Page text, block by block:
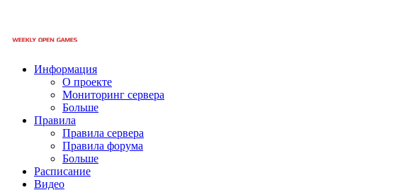
Информация
О проекте
Мониторинг сервера
Больше
Правила
Правила сервера
Правила форума
Больше
Расписание
Видео